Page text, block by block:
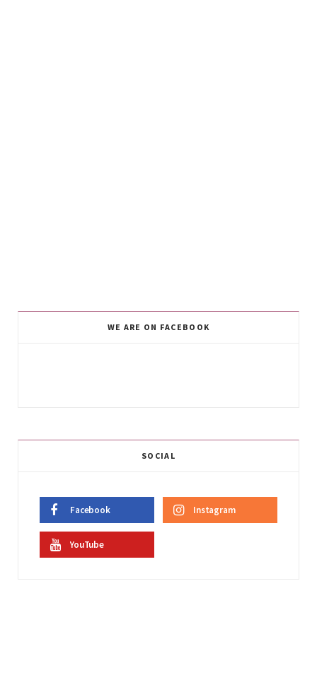
WE ARE ON FACEBOOK
SOCIAL
Facebook Instagram
YouTube